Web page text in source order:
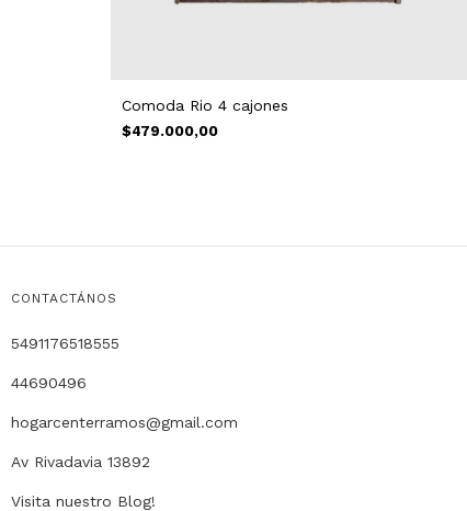
Comoda Rio 4 cajones
$479.000,00
CONTACTÁNOS
5491176518555
44690496
hogarcenterramos@gmail.com
Av Rivadavia 13892
Visita nuestro Blog!